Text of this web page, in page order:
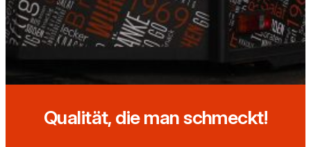
Qualität, die man schmeckt!